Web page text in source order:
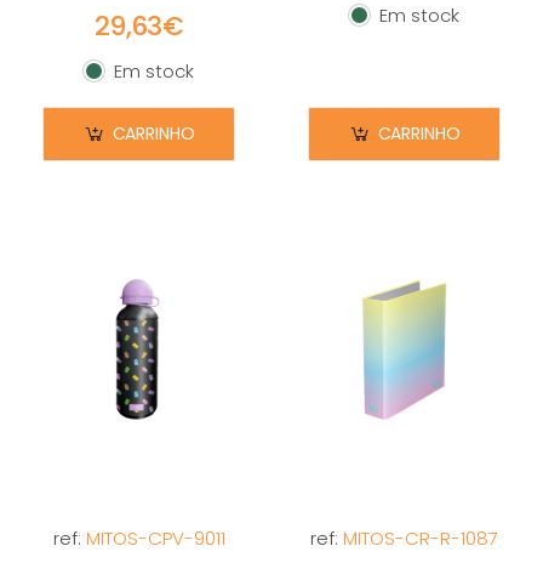
29,63€
Em stock
Em stock
CARRINHO
Em stock
Em stock
CARRINHO
ref: MITOS-CPV-9011 ref: MITOS-CR-R-1087